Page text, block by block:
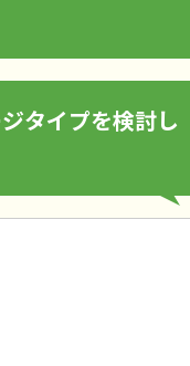
タイプを検討し